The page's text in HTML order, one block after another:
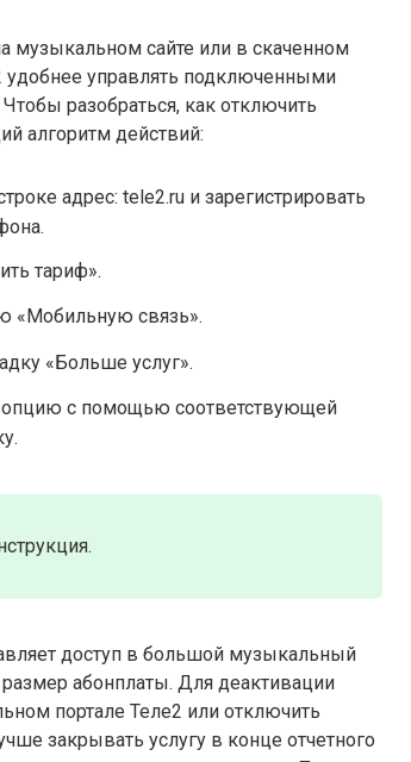
музыкальном сайте или в скаченном
удобнее управлять подключенными
разобраться, как отключить
алгоритм действий:
адрес: tele2.ru и зарегистрировать
тариф».
«Мобильную связь».
«Больше услуг».
опцию с помощью соответствующей
доступ в большой музыкальный
размер абонплаты. Для деактивации
портале Теле2 или отключить
закрывать услугу в конце отчетного